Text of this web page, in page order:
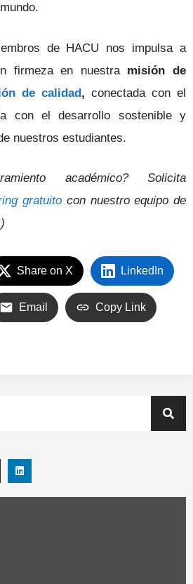
de HACU nos impulsa a
firmeza en nuestra misión de
de calidad, conectada con el
con el desarrollo sostenible y
nuestros estudiantes.
académico? Solicita
gratuito con nuestro equipo de
Share on X LinkedIn
Email Copy Link